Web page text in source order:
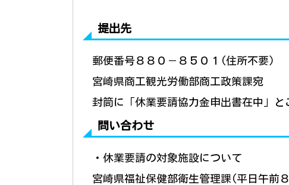
提出先
郵便番号８８０－８５０１ (住所不要)
宮崎県商工観光労働部商工政策課宛
封筒に「休業要請協力金申出書在中」と
問い合わせ
・休業要請の対象施設について
宮崎県福祉保健部衛生管理課(平日午前